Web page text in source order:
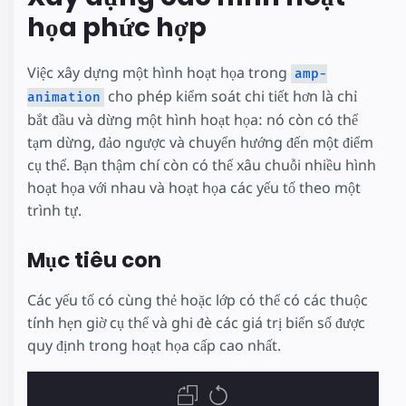
họa phức hợp
Việc xây dựng một hình hoạt họa trong amp-
animation cho phép kiểm soát chi tiết hơn là chỉ
bắt đầu và dừng một hình hoạt họa: nó còn có thể
tạm dừng, đảo ngược và chuyển hướng đến một điểm
cụ thể. Bạn thậm chí còn có thể xâu chuỗi nhiều hình
hoạt họa với nhau và hoạt họa các yếu tố theo một
trình tự.
Mục tiêu con
Các yếu tố có cùng thẻ hoặc lớp có thể có các thuộc
tính hẹn giờ cụ thể và ghi đè các giá trị biến số được
quy định trong hoạt họa cấp cao nhất.